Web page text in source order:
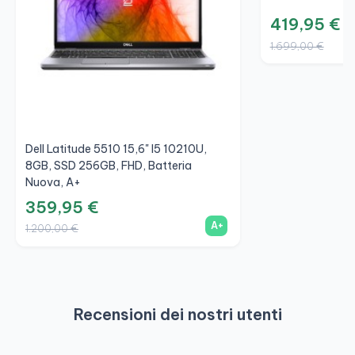
Dell Latitude 5510 15,6" I5 10210U,
8GB, SSD 256GB, FHD, Batteria
Nuova, A+
359,95 €
1.200,00 € A+
419,95 €
1.699,00 €
Recensioni dei nostri utenti